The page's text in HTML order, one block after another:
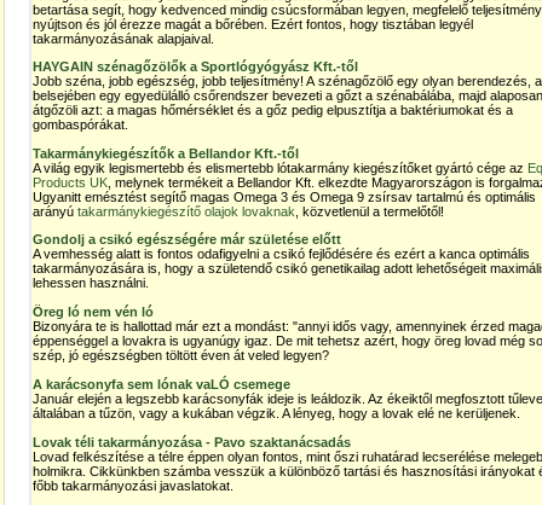
betartása segít, hogy kedvenced mindig csúcsformában legyen, megfelelő
nyújtson és jól érezze magát a bőrében. Ezért fontos, hogy tisztában legyél
takarmányozásának alapjaival.
HAYGAIN szénagőzölők a Sportlógyógyász Kft.-től
Jobb széna, jobb egészség, jobb teljesítmény! A szénagőzölő egy olyan berendezés,
belsejében egy egyedülálló csőrendszer bevezeti a gőzt a szénabálába, majd alaposan
átgőzöli azt: a magas hőmérséklet és a gőz pedig elpusztítja a baktériumokat és a
gombaspórákat.
Takarmánykiegészítők a Bellandor Kft.-től
A világ egyik legismertebb és elismertebb lótakarmány kiegészítőket gyártó cége az
Products UK , melynek termékeit a Bellandor Kft. elkezdte Magyarországon is
Ugyanitt emésztést segítő magas Omega 3 és Omega 9 zsírsav tartalmú és optimális
arányú takarmánykiegészítő olajok lovaknak , közvetlenül a termelőtől!
Gondolj a csikó egészségére már születése előtt
A vemhesség alatt is fontos odafigyelni a csikó fejlődésére és ezért a kanca optimális
takarmányozására is, hogy a születendő csikó genetikailag adott lehetőségeit
lehessen használni.
Öreg ló nem vén ló
Bizonyára te is hallottad már ezt a mondást: "annyi idős vagy, amennyinek érzed
éppenséggel a lovakra is ugyanúgy igaz. De mit tehetsz azért, hogy öreg lovad még
szép, jó egészségben töltött éven át veled legyen?
A karácsonyfa sem lónak vaLÓ csemege
Január elején a legszebb karácsonyfák ideje is leáldozik. Az ékeiktől megfosztott
általában a tűzön, vagy a kukában végzik. A lényeg, hogy a lovak elé ne kerüljenek.
Lovak téli takarmányozása - Pavo szaktanácsadás
Lovad felkészítése a télre éppen olyan fontos, mint őszi ruhatárad lecserélése
holmikra. Cikkünkben számba vesszük a különböző tartási és hasznosítási irányokat
főbb takarmányozási javaslatokat.